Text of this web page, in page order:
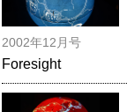
2002年12月号
Foresight